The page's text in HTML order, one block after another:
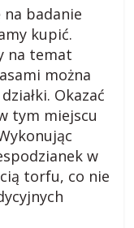
na badanie
kupić.
na temat
można
Okazać
tym miejscu
w
torfu, co nie